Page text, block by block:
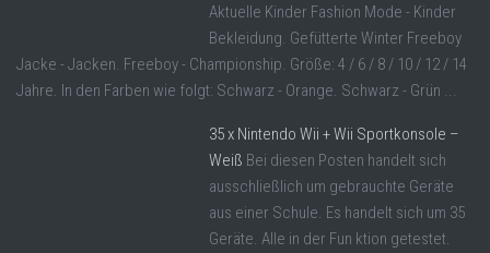
Aktuelle Kinder Fashion Mode - Kinder
Bekleidung. Gefütterte Winter Freeboy
Jacke - Jacken. Freeboy - Championship. Größe: 4 / 6 / 8 / 10 / 12 / 14
Jahre. In den Farben wie folgt: Schwarz - Orange. Schwarz - Grün ...
35 x Nintendo Wii + Wii Sportkonsole –
Weiß Bei diesen Posten handelt sich
ausschließlich um gebrauchte Geräte
aus einer Schule. Es handelt sich um 35
Geräte. Alle in der Fun ktion getestet.